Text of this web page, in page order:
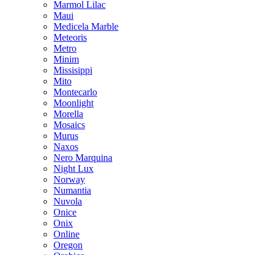
Marmol Lilac
Maui
Medicela Marble
Meteoris
Metro
Minim
Missisippi
Mito
Montecarlo
Moonlight
Morella
Mosaics
Murus
Naxos
Nero Marquina
Night Lux
Norway
Numantia
Nuvola
Onice
Onix
Online
Oregon